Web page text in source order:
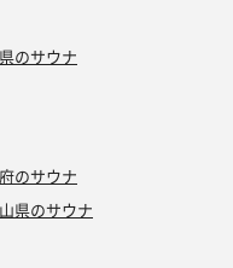
のサウナ
のサウナ
県のサウナ